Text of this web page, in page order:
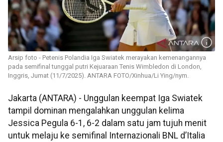
Arsip foto - Petenis Polandia Iga Swiatek merayakan kemenangannya
pada semifinal tunggal putri Kejuaraan Tenis Wimbledon di London,
Inggris, Jumat (11/7/2025). ANTARA FOTO/Xinhua/Li Ying/nym.
Jakarta (ANTARA) - Unggulan keempat Iga Swiatek
tampil dominan mengalahkan unggulan kelima
Jessica Pegula 6-1, 6-2 dalam satu jam tujuh menit
untuk melaju ke semifinal Internazionali BNL d’Italia